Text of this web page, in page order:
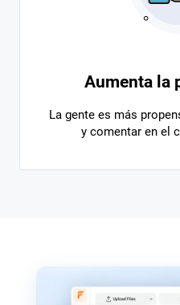
Aumenta la
La gente es más
y comentar en el